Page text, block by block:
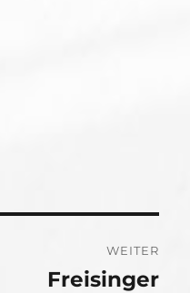
WEITER
NächsterFreisinger